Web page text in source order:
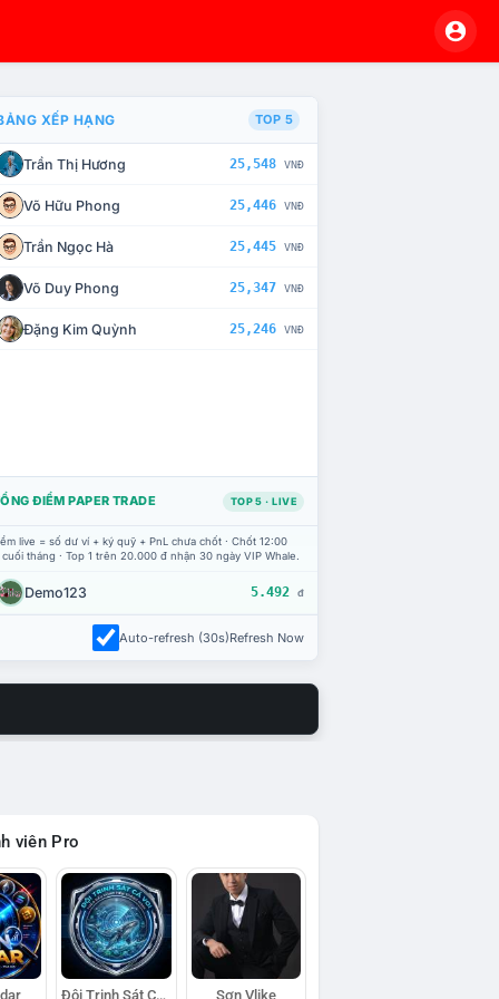
CHẾ TÀI XỬ LÝ VI PHẠM
XẾP HẠNG TOP 5
Trần Thị Hương 25,548 VNĐ
Võ Hữu Phong 25,446 VNĐ
Trần Ngọc Hà 25,445 VNĐ
Võ Duy Phong 25,347 VNĐ
Đặng Kim Quỳnh 25,246 VNĐ
ĐIỂM PAPER TRADE TOP 5 · LIVE
live = số dư ví + ký quỹ + PnL chưa chốt · Chốt 12:00
tháng · Top 1 trên 20.000 đ nhận 30 ngày VIP Whale.
Demo123 5.492 đ
Auto-refresh (30s)Refresh Now
viên Pro
Đội Trinh Sát Cá Voi Sơn Vlike